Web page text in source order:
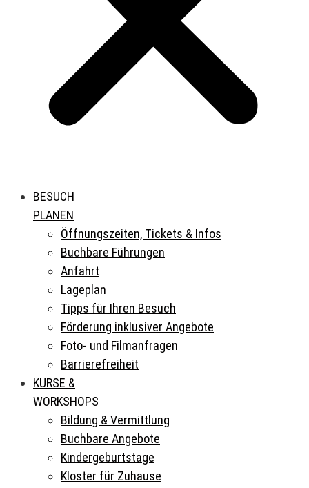
BESUCH
PLANEN
Öffnungszeiten, Tickets & Infos
Buchbare Führungen
Anfahrt
Lageplan
Tipps für Ihren Besuch
Förderung inklusiver Angebote
Foto- und Filmanfragen
Barrierefreiheit
KURSE &
WORKSHOPS
Bildung & Vermittlung
Buchbare Angebote
Kindergeburtstage
Kloster für Zuhause